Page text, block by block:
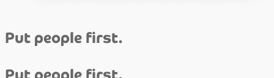
Put people first.